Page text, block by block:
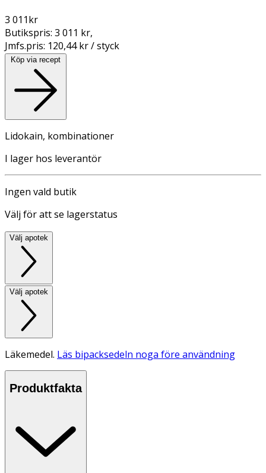
3 011kr
Butikspris: 3 011 kr,
Jmfs.pris: 120,44 kr / styck
Köp via recept
Lidokain, kombinationer
I lager hos leverantör
Ingen vald butik
Välj för att se lagerstatus
Välj apotek
Välj apotek
Läkemedel. Läs bipacksedeln noga före användning
Produktfakta